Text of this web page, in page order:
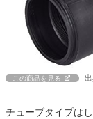
この商品を見る
チューブタイプは